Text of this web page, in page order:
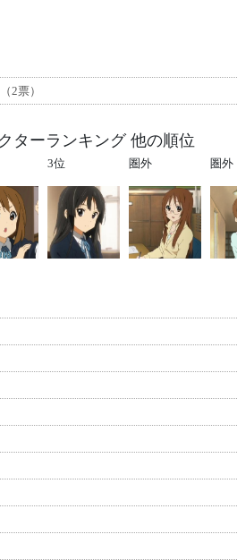
（2票）
ターランキング 他の順位
3位 圏外 圏外